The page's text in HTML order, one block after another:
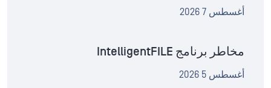
أغسطس 7 2026
مخاطر برنامج IntelligentFILE
أغسطس 5 2026